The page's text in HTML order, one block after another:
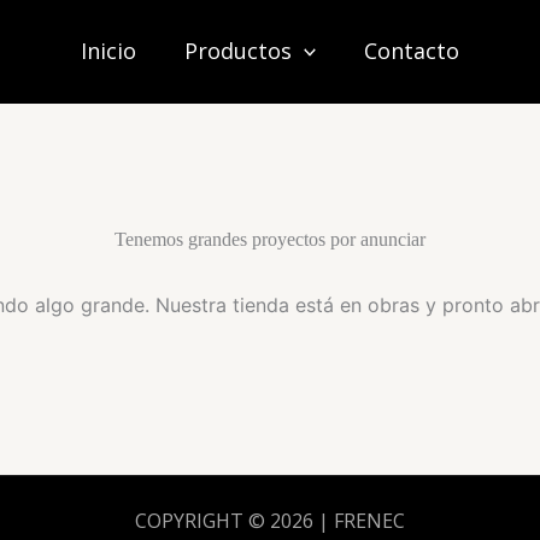
Inicio Productos Contacto
Tenemos grandes proyectos por anunciar
algo grande. Nuestra tienda está en obras y pronto
COPYRIGHT © 2026 | FRENEC